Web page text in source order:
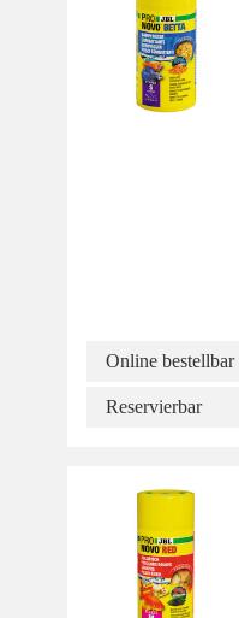
Online bestellbar
Reservierbar